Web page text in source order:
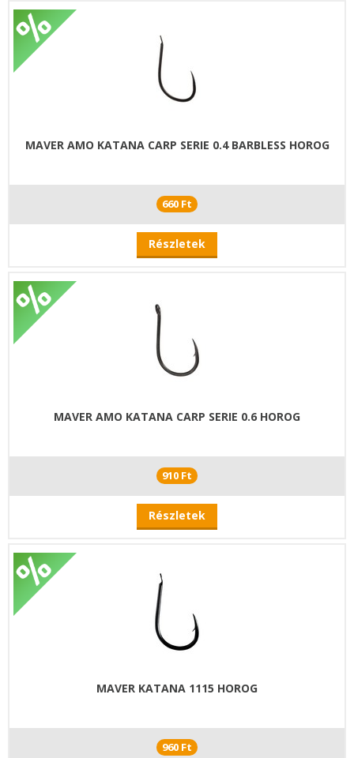
MAVER AMO KATANA CARP SERIE 0.4 BARBLESS HOROG
660 Ft
Részletek
MAVER AMO KATANA CARP SERIE 0.6 HOROG
910 Ft
Részletek
MAVER KATANA 1115 HOROG
960 Ft